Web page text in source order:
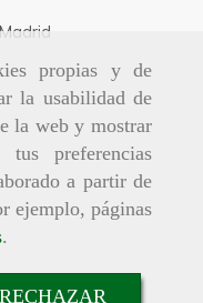
propias y de
la usabilidad de
la web y mostrar
tus preferencias
a partir de
ejemplo, páginas
.
RECHAZAR
Madrid